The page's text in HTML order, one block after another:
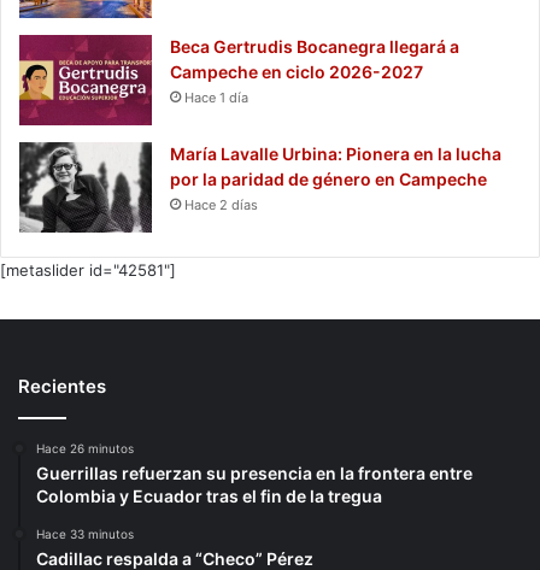
Beca Gertrudis Bocanegra llegará a
Campeche en ciclo 2026-2027
Hace 1 día
María Lavalle Urbina: Pionera en la lucha
por la paridad de género en Campeche
Hace 2 días
[metaslider id="42581"]
Recientes
Hace 26 minutos
Guerrillas refuerzan su presencia en la frontera entre
Colombia y Ecuador tras el fin de la tregua
Hace 33 minutos
Cadillac respalda a “Checo” Pérez